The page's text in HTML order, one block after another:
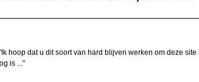
hoop dat u dit soort van hard blijven werken om deze site
is ..."